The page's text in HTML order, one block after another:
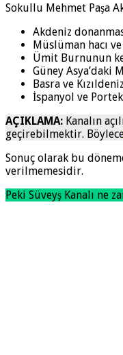
Sokullu Mehmet Paşa
Akdeniz
Müslüman hacı
Ümit Burnunun
Güney Asya’daki
Basra ve
İspanyol ve
AÇIKLAMA: Kanalın
geçirebilmektir.
Sonuç olarak bu
verilmemesidir.
Peki Süveyş Kanalı ne